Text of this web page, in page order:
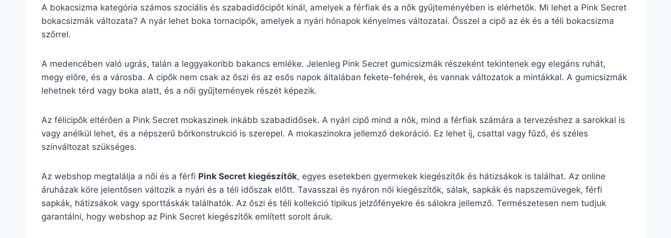
A bokacsizma kategória számos szociális és szabadidőcipőt kínál, amelyek a férfiak és a nők gyűjteményében is elérhetők. Mi lehet a Pink Secret
bokacsizmák változata? A nyár lehet boka tornacipők, amelyek a nyári hónapok kényelmes változatai. Ősszel a cipő az ék és a téli bokacsizma
szőrrel.
A medencében való ugrás, talán a leggyakoribb bakancs emléke. Jelenleg Pink Secret gumicsizmák részeként tekintenek egy elegáns ruhát,
megy előre, és a városba. A cipők nem csak az őszi és az esős napok általában fekete-fehérek, és vannak változatok a mintákkal. A gumicsizmák
lehetnek térd vagy boka alatt, és a női gyűjtemények részét képezik.
Az félicipők eltérően a Pink Secret mokaszinek inkább szabadidősek. A nyári cipő mind a nők, mind a férfiak számára a tervezéshez a sarokkal is
vagy anélkül lehet, és a népszerű bőrkonstrukció is szerepel. A mokaszinokra jellemző dekoráció. Ez lehet íj, csattal vagy fűző, és széles
színváltozat szükséges.
Az webshop megtalálja a női és a férfi Pink Secret kiegészítők, egyes esetekben gyermekek kiegészítők és hátizsákok is találhat. Az online
áruházak köre jelentősen változik a nyári és a téli időszak előtt. Tavasszal és nyáron női kiegészítők, sálak, sapkák és napszemüvegek, férfi
sapkák, hátizsákok vagy sporttáskák találhatók. Az őszi és téli kollekció tipikus jelzőfényekre és sálokra jellemző. Természetesen nem tudjuk
garantálni, hogy webshop az Pink Secret kiegészítők említett sorolt áruk.